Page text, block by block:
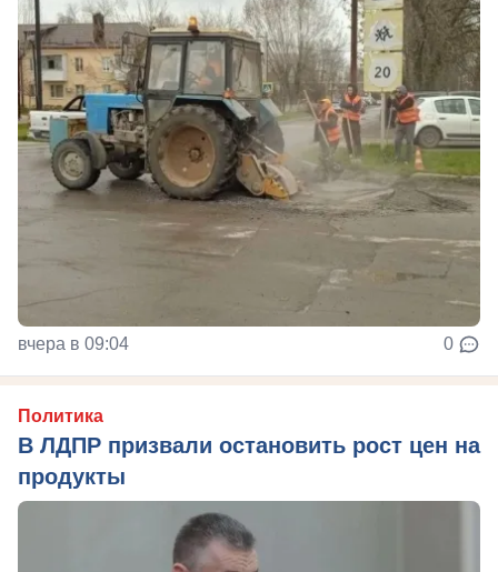
вчера в 09:04 0
Политика
В ЛДПР призвали остановить рост цен на
продукты